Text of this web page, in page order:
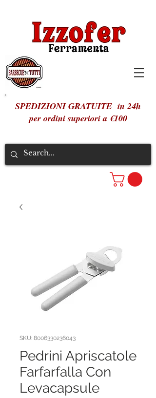
SPEDIZIONI GRATUITE in 24h
per ordini superiori a €100
SKU: 8006330236043
Pedrini Apriscatole
Farfarfalla Con
Levacapsule